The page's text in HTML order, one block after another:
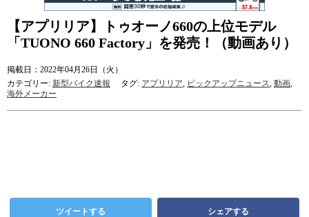
【アプリリア】トゥオーノ660の上位モデル
「TUONO 660 Factory」を発売！（動画あり）
掲載日：2022年04月26日（火）
カテゴリー: 新型バイク速報 タグ: アプリリア, ピックアップニュース, 動画,
海外メーカー
ツイートする シェアする